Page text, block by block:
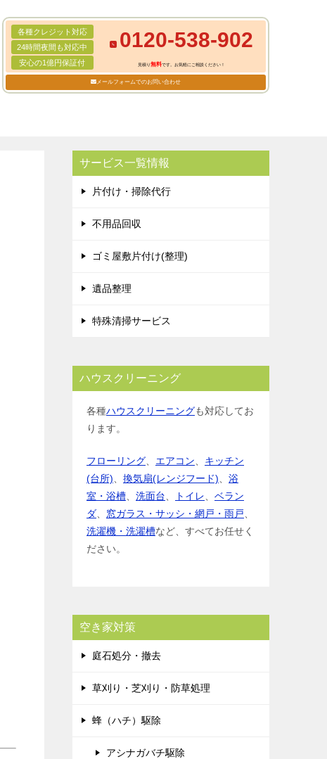
各種クレジット対応
24時間夜間も対応中
安心の1億円保証付
0120-538-902
見積り無料です。お気軽にご相談ください！
メールフォームでのお問い合わせ
サービス一覧情報
片付け・掃除代行
不用品回収
ゴミ屋敷片付け(整理)
遺品整理
特殊清掃サービス
ハウスクリーニング
各種ハウスクリーニングも対応してお
ります。
フローリング エアコン
キッチン
(台所)
換気扇(レンジフード)
浴
室・浴槽
洗面台 トイレ
ベラン
ダ
窓ガラス・サッシ・網戸・雨戸
洗濯機・洗濯槽など、すべてお任せく
ださい。
空き家対策
庭石処分・撤去
草刈り・芝刈り・防草処理
蜂（ハチ）駆除
アシナガバチ駆除